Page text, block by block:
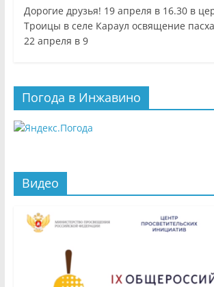
Дорогие друзья! 19 апреля в 16.30 в
Троицы в селе Караул освящение
22 апреля в 9
Погода в Инжавино
Видео